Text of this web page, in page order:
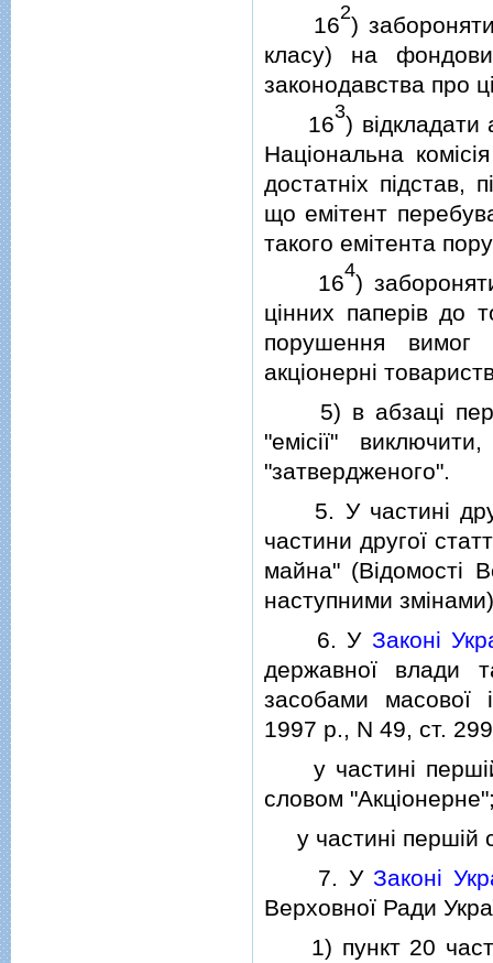
162)
класу) на
законодавства про
163) вiдкладати
Нацiональна
достатнiх пiдстав,
що емiтент
такого емiтента
164)
цiнних паперiв до
порушення
акцiонернi
5) в абзацi
"емiсiї"
"затвердженого".
5. У частинi
частини другої
майна" (Вiдомостi
наступними
6. У Законi
державної влади
засобами масової
1997 р., N 49, ст.
у частинi першiй
словом
у частинi першiй
7. У Законi
Верховної Ради
1) пункт 20